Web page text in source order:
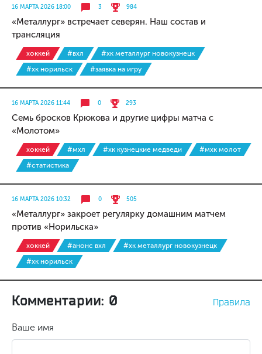
16 МАРТА 2026 18:00 3 984
«Металлург» встречает северян. Наш состав и
трансляция
хоккей #вхл
#хк металлург новокузнецк
#хк норильск
#заявка на игру
16 МАРТА 2026 11:44 0 293
Семь бросков Крюкова и другие цифры матча с
«Молотом»
хоккей #мхл #хк кузнецкие медведи
#мхк молот
#статистика
16 МАРТА 2026 10:32 0 505
«Металлург» закроет регулярку домашним матчем
против «Норильска»
хоккей #анонс вхл
#хк металлург новокузнецк
#хк норильск
Комментарии: 0 Правила
Ваше имя